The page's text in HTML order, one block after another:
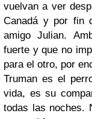
vuelvan a ver
Canadá y por fin
amigo Julian.
fuerte y que no
para el otro, por
Truman es el
vida, es su
todas las noches.